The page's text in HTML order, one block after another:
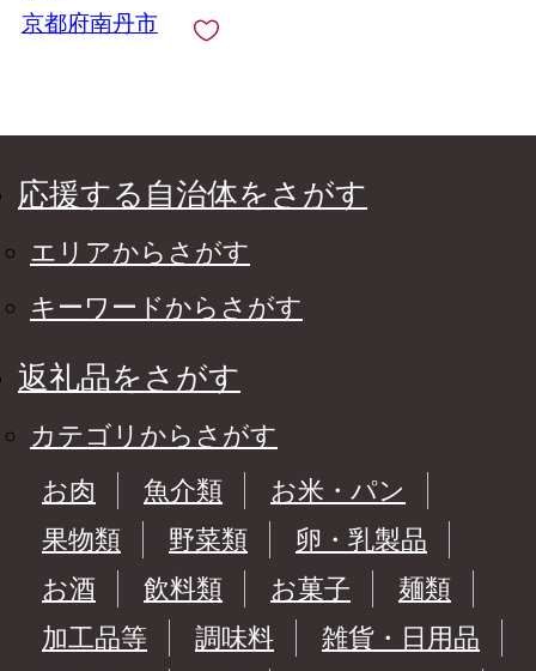
京都府南丹市
応援する自治体をさがす
エリアからさがす
キーワードからさがす
返礼品をさがす
カテゴリからさがす
お肉
魚介類
お米・パン
果物類
野菜類
卵・乳製品
お酒
飲料類 お菓子
麺類
加工品等
調味料
雑貨・日用品